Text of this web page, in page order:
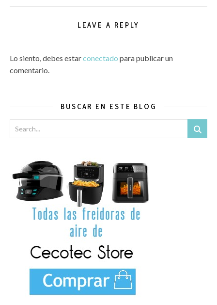
LEAVE A REPLY
Lo siento, debes estarconectado para publicar un
comentario.
BUSCAR EN ESTE BLOG